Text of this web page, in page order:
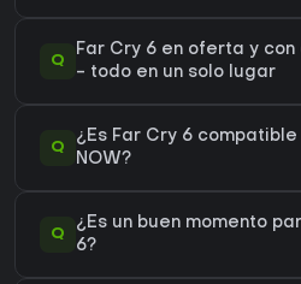
Q
Far Cry 6 en oferta y
- todo en un solo lugar
Q
¿Es Far Cry 6
NOW?
Q
¿Es un buen momento
6?